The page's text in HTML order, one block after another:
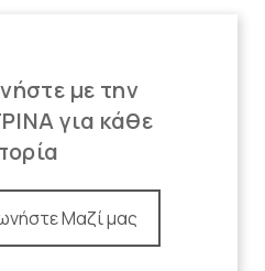
με την
για κάθε
Μαζί μας